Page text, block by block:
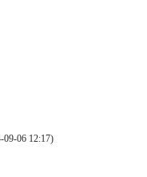
06 12:17)